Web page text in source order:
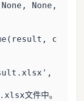
None , None ,
( result ,
,
文件中。"